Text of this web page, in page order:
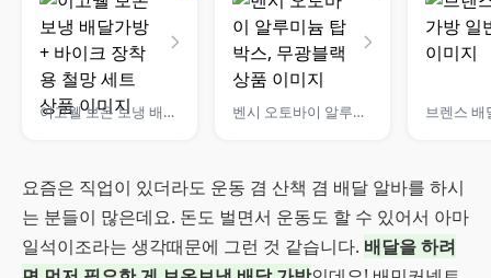
이고웰 보온 보냉 배달가방 + 바이크 장착용 철망 세트 벤시 오토바이 알루미늄 탑박스, 무광블랙 브렌스 배
요즘은 직업이 있더라도 운동 겸 산책 겸 배달 알바를 하시
는 분들이 많은데요. 돈도 벌면서 운동도 할 수 있어서 아마
일석이조라는 생각때문에 그런 것 같습니다. 배달을 하려